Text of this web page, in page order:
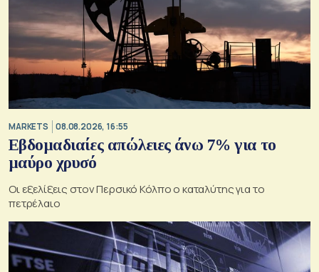
MARKETS 08.08.2026, 16:55
Εβδομαδιαίες απώλειες άνω 7% για το
μαύρο χρυσό
Οι εξελίξεις στον Περσικό Κόλπο ο καταλύτης για το
πετρέλαιο